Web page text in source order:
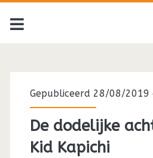
<span>Kid
Kapichi</
Gepubliceerd 28/08/
De dodelijke
Kid Kapichi